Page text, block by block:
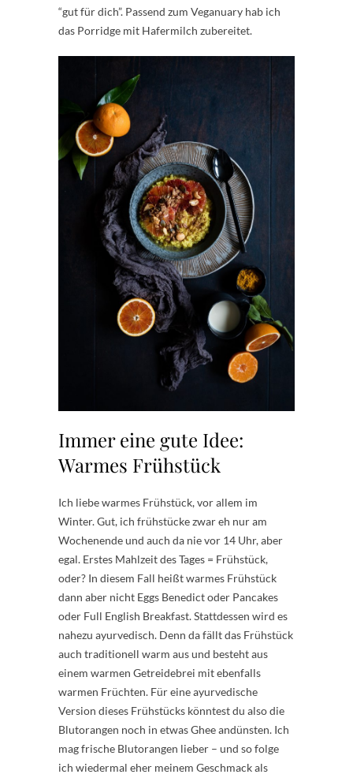
“gut für dich”. Passend zum Veganuary hab ich
das Porridge mit Hafermilch zubereitet.
Immer eine gute Idee:
Warmes Frühstück
Ich liebe warmes Frühstück, vor allem im
Winter. Gut, ich frühstücke zwar eh nur am
Wochenende und auch da nie vor 14 Uhr, aber
egal. Erstes Mahlzeit des Tages = Frühstück,
oder? In diesem Fall heißt warmes Frühstück
dann aber nicht Eggs Benedict oder Pancakes
oder Full English Breakfast. Stattdessen wird es
nahezu ayurvedisch. Denn da fällt das Frühstück
auch traditionell warm aus und besteht aus
einem warmen Getreidebrei mit ebenfalls
warmen Früchten. Für eine ayurvedische
Version dieses Frühstücks könntest du also die
Blutorangen noch in etwas Ghee andünsten. Ich
mag frische Blutorangen lieber – und so folge
ich wiedermal eher meinem Geschmack als